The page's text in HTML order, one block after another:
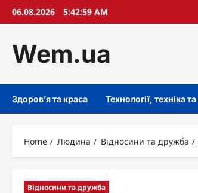
Skip06.08.2026 5:43:00 AM
Wem.ua
Здоров’я та краса Технології, техніка
Home Людина Відносини та дружба
Відносини та дружба